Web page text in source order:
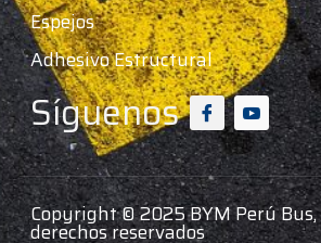
Espejos
Adhesivo Estructural
Síguenos
Copyright © 2025 BYM Perú Bus,
derechos reservados